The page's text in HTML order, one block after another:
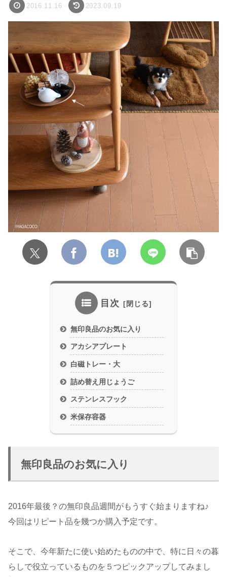
2016.11.16 2023.09.19
目次
無印良品のお気に入り
アカシアプレート
白磁トレー・大
詰め替え用じょうご
ステンレスフック
米保存容器
無印良品のお気に入り
2016年最後？の無印良品週間がもうすぐ始まりますね♪
今回はリピート品を幾つか購入予定です。
そこで、今年新たに使い始めたものの中で、特に日々の暮
らしで役立っているものを５つピックアップしてみまし